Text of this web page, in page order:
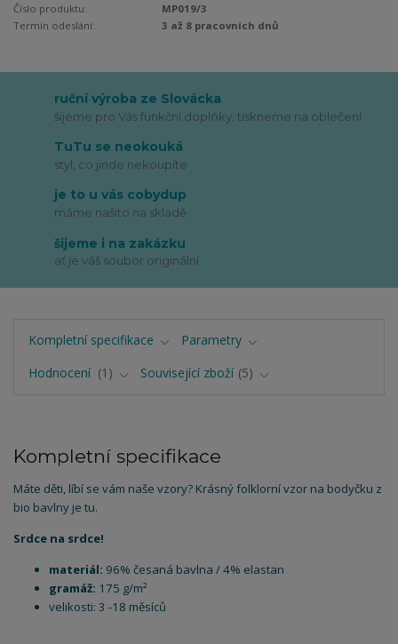
Číslo produktu:
MP019/3
Termín odeslání:
3 až 8 pracovních dnů
ruční výroba ze Slovácka
šijeme pro Vás funkční doplňky, tiskneme na oblečení
TuTu se neokouká
styl, co jinde nekoupíte
je to u vás cobydup
máme našito na skladě
šijeme i na zakázku
ať je váš soubor originální
Kompletní specifikace
Parametry
Hodnocení
1 Související zboží 5
Kompletní specifikace
Máte děti, líbí se vám naše vzory? Krásný folklorní vzor na bodyčku z
bio bavlny je tu.
Srdce na srdce!
materiál: 96% česaná bavlna / 4% elastan
gramáž: 175 g/m²
velikosti: 3 -18 měsíců